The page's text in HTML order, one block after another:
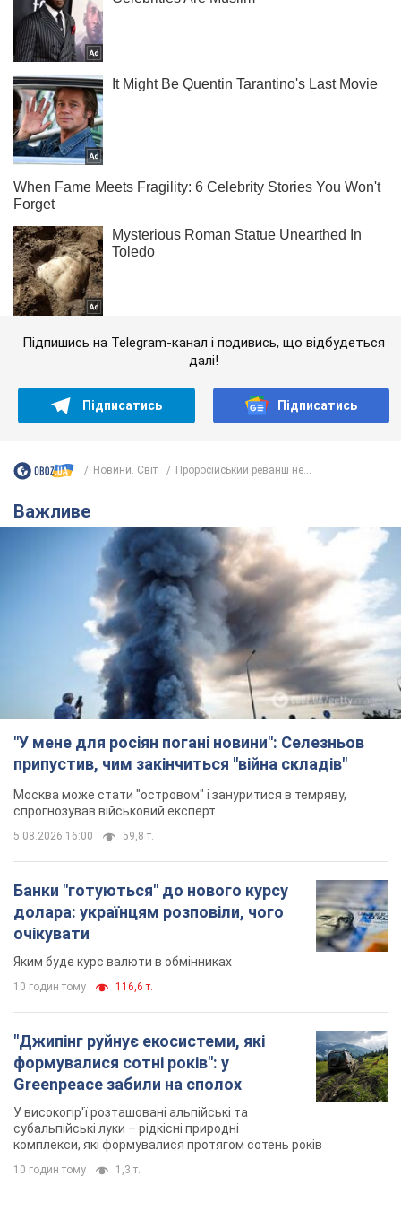
Підпишись на Telegram-канал і подивись, що відбудеться
далі!
Підписатись Підписатись
Новини. Світ Проросійський реванш не...
Важливе
"У мене для росіян погані новини": Селезньов
припустив, чим закінчиться "війна складів"
Москва може стати "островом" і зануритися в темряву,
спрогнозував військовий експерт
5.08.2026 16:00 59,8 т.
Банки "готуються" до нового курсу
долара: українцям розповіли, чого
очікувати
Яким буде курс валюти в обмінниках
10 годин тому 116,6 т.
"Джипінг руйнує екосистеми, які
формувалися сотні років": у
Greenpeace забили на сполох
У високогір'ї розташовані альпійські та
субальпійські луки – рідкісні природні
комплекси, які формувалися протягом сотень років
10 годин тому 1,3 т.